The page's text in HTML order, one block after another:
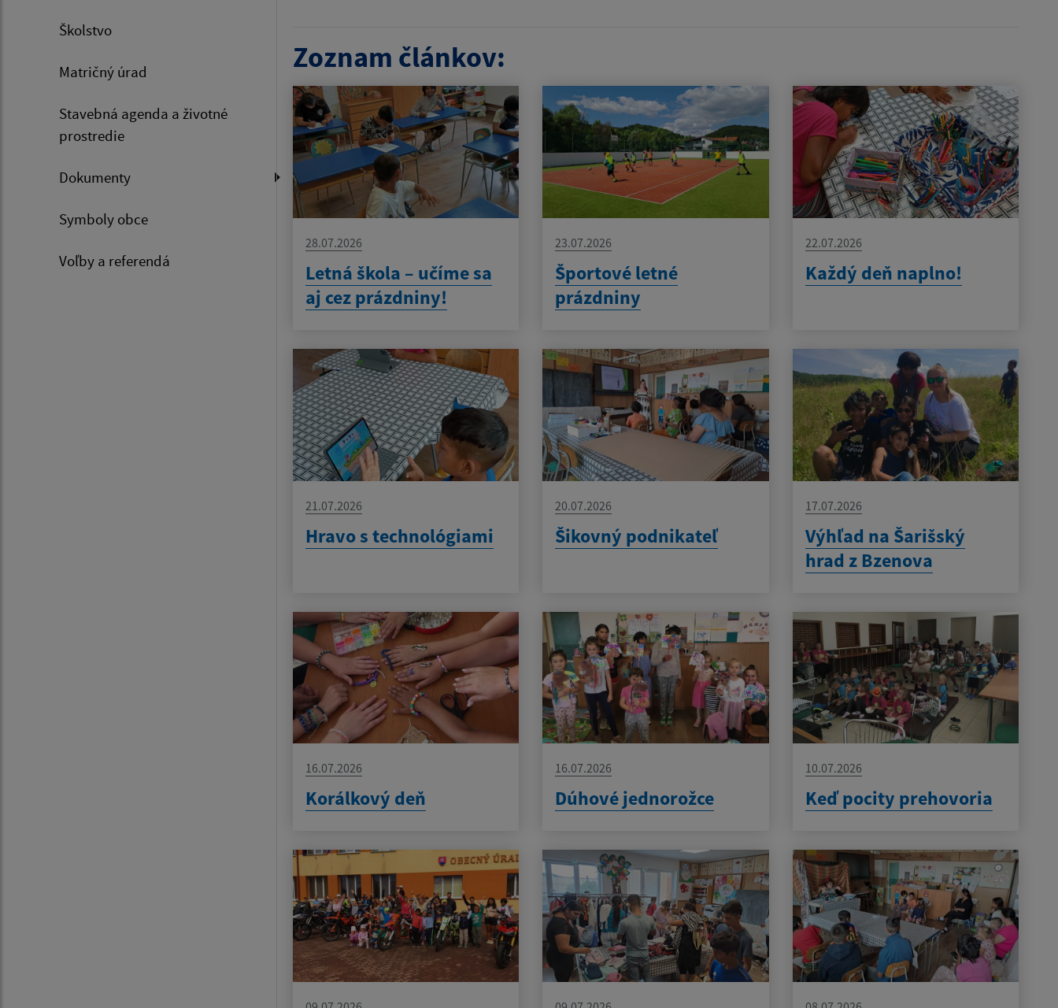
Školstvo
Matričný úrad
Stavebná agenda a životné
prostredie
Dokumenty
Symboly obce
Voľby a referendá
Zoznam článkov:
28.07.2026
Letná škola – učíme sa
aj cez prázdniny!
23.07.2026
Športové letné
prázdniny
22.07.2026
Každý deň naplno!
21.07.2026
Hravo s technológiami
20.07.2026
Šikovný podnikateľ
17.07.2026
Výhľad na Šarišský
hrad z Bzenova
16.07.2026
Korálkový deň
16.07.2026
Dúhové jednorožce
10.07.2026
Keď pocity prehovoria